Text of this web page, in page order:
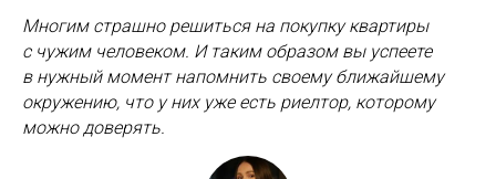
Многим страшно решиться на покупку квартиры
с чужим человеком. И таким образом вы успеете
в нужный момент напомнить своему ближайшему
окружению, что у них уже есть риелтор, которому
можно доверять.